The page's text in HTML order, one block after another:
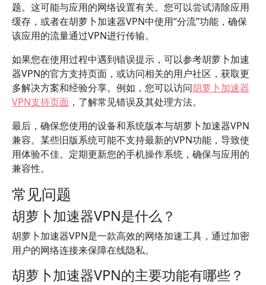
题。这可能与应用的网络设置有关。您可以尝试清除应用
缓存，或者在胡萝卜加速器VPN中使用“分流”功能，确保
该应用的流量通过VPN进行传输。
如果您在使用过程中遇到错误提示，可以参考胡萝卜加速
器VPN的官方支持页面，或访问相关的用户社区，获取更
多解决方案和经验分享。例如，您可以访问胡萝卜加速器
VPN支持页面 ，了解常见错误及其处理方法。
最后，确保您使用的设备和系统版本与胡萝卜加速器VPN
兼容。某些旧版系统可能不支持最新的VPN功能，导致使
用体验不佳。定期更新您的手机操作系统，确保与应用的
兼容性。
常见问题
胡萝卜加速器VPN是什么？
胡萝卜加速器VPN是一款高效的网络加速工具，通过加密
用户的网络连接来保障在线隐私。
胡萝卜加速器VPN的主要功能有哪些？